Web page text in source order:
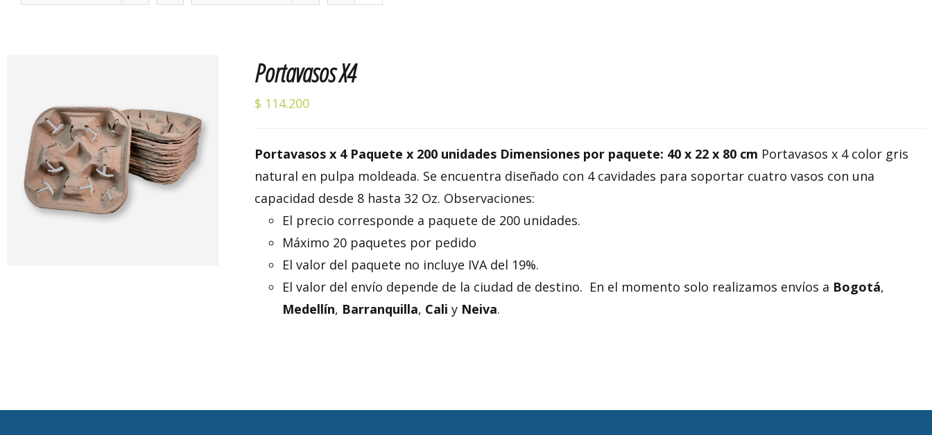
Valorado
con5.00 de 5
AÑADIR AL CARRITO / DETALLES
Portavasos X4
$ 114.200
Portavasos x 4 Paquete x 200 unidades Dimensiones por paquete: 40 x 22 x 80 cm Portavasos x 4 color gris
natural en pulpa moldeada. Se encuentra diseñado con 4 cavidades para soportar cuatro vasos con una
capacidad desde 8 hasta 32 Oz. Observaciones:
El precio corresponde a paquete de 200 unidades.
Máximo 20 paquetes por pedido
El valor del paquete no incluye IVA del 19%.
El valor del envío depende de la ciudad de destino. En el momento solo realizamos envíos a Bogotá,
Medellín, Barranquilla, Cali y Neiva.